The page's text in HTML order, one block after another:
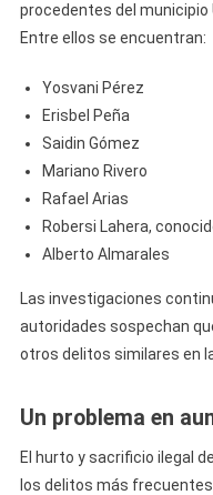
procedentes del municipio
Entre ellos se encuentran:
Yosvani Pérez
Erisbel Peña
Saidin Gómez
Mariano Rivero
Rafael Arias
Robersi Lahera,
Alberto Almarales
Las investigaciones
autoridades sospechan
otros delitos similares en
Un problema en
El hurto y sacrificio ilegal
los delitos más